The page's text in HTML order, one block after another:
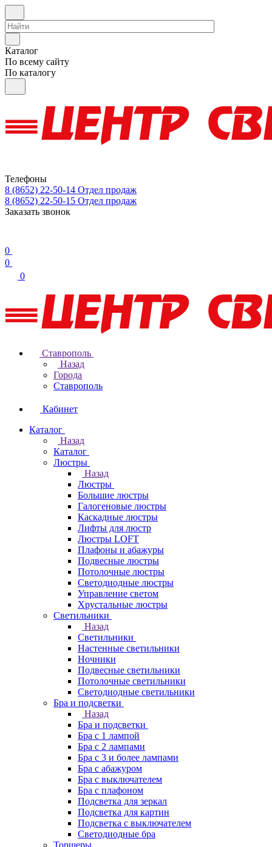
Каталог
По всему сайту
По каталогу
Телефоны
8 (8652) 22-50-14 Отдел продаж
8 (8652) 22-50-15 Отдел продаж
Заказать звонок
0
0
0
Ставрополь
Назад
Города
Ставрополь
Кабинет
Каталог
Назад
Каталог
Люстры
Назад
Люстры
Большие люстры
Галогеновые люстры
Каскадные люстры
Лифты для люстр
Люстры LOFT
Плафоны и абажуры
Подвесные люстры
Потолочные люстры
Светодиодные люстры
Управление светом
Хрустальные люстры
Светильники
Назад
Светильники
Настенные светильники
Ночники
Подвесные светильники
Потолочные светильники
Светодиодные светильники
Бра и подсветки
Назад
Бра и подсветки
Бра с 1 лампой
Бра с 2 лампами
Бра с 3 и более лампами
Бра с абажуром
Бра с выключателем
Бра с плафоном
Подсветка для зеркал
Подсветка для картин
Подсветка с выключателем
Светодиодные бра
Торшеры